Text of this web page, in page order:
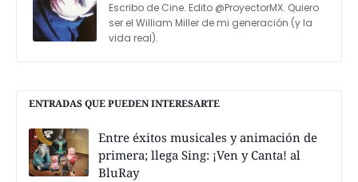
Escribo de Cine. Edito @ProyectorMX. Quiero
ser el William Miller de mi generación (y la
vida real).
ENTRADAS QUE PUEDEN INTERESARTE
Entre éxitos musicales y animación de
primera; llega Sing: ¡Ven y Canta! al
BluRay